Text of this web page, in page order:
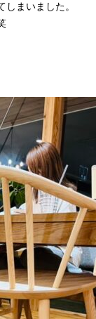
まいました。